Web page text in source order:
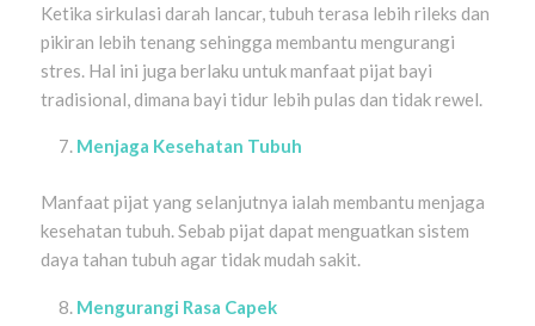
Ketika sirkulasi darah lancar, tubuh terasa lebih rileks dan
pikiran lebih tenang sehingga membantu mengurangi
stres. Hal ini juga berlaku untuk manfaat pijat bayi
tradisional, dimana bayi tidur lebih pulas dan tidak rewel.
Menjaga Kesehatan Tubuh
Manfaat pijat yang selanjutnya ialah membantu menjaga
kesehatan tubuh. Sebab pijat dapat menguatkan sistem
daya tahan tubuh agar tidak mudah sakit.
Mengurangi Rasa Capek